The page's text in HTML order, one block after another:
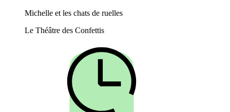
Michelle et les chats de ruelles
Le Théâtre des Confettis